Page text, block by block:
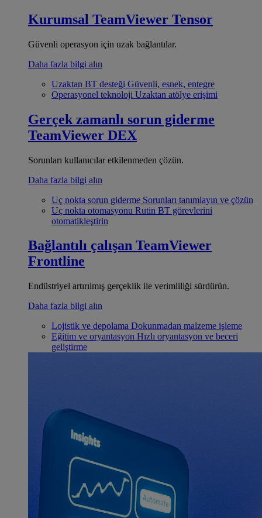
Kurumsal TeamViewer Tensor
Güvenli operasyon için uzak bağlantılar.
Daha fazla bilgi alın
Uzaktan BT desteği Güvenli, esnek, entegre
Operasyonel teknoloji Uzaktan atölye erişimi
Gerçek zamanlı sorun giderme
TeamViewer DEX
Sorunları kullanıcılar etkilenmeden çözün.
Daha fazla bilgi alın
Uç nokta sorun giderme Sorunları tanımlayın ve çözün
Uç nokta otomasyonu Rutin BT görevlerini
otomatikleştirin
Bağlantılı çalışan TeamViewer
Frontline
Endüstriyel artırılmış gerçeklik ile verimliliği sürdürün.
Daha fazla bilgi alın
Lojistik ve depolama Dokunmadan malzeme işleme
Eğitim ve oryantasyon Hızlı oryantasyon ve beceri
geliştirme